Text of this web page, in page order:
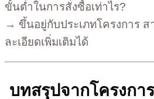
ขั้นต่ำในการสั่งซื้อเท่าไร?
→ ขึ้นอยู่กับประเภทโครงการ ส
ละเอียดเพิ่มเติมได้
บทสรุปจากโครงกา